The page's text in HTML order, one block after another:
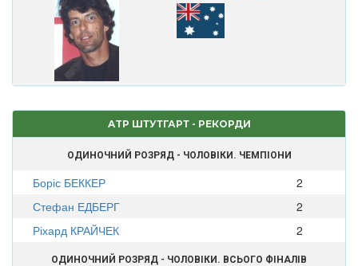
ATP ШТУТГАРТ - РЕКОРДИ
ОДИНОЧНИЙ РОЗРЯД - ЧОЛОВІКИ. ЧЕМПІОНИ
Боріс БЕККЕР
2
Стефан ЕДБЕРГ
2
Ріхард КРАЙЧЕК
2
ОДИНОЧНИЙ РОЗРЯД - ЧОЛОВІКИ. ВСЬОГО ФІНАЛІВ